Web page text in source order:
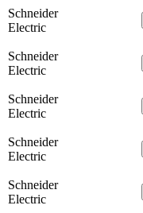
Schneider
Electric
Schneider
Electric
Schneider
Electric
Schneider
Electric
Schneider
Electric